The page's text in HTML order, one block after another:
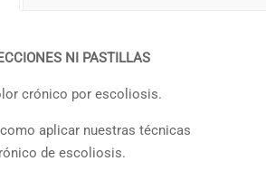
NI PASTILLAS
crónico por escoliosis.
aplicar nuestras técnicas
de escoliosis.